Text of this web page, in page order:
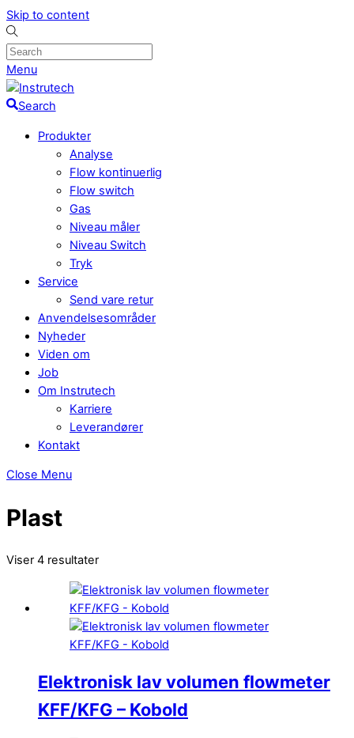
Skip to content
Menu
Search
Produkter
Analyse
Flow kontinuerlig
Flow switch
Gas
Niveau måler
Niveau Switch
Tryk
Service
Send vare retur
Anvendelsesområder
Nyheder
Viden om
Job
Om Instrutech
Karriere
Leverandører
Kontakt
Close Menu
Plast
Viser 4 resultater
Elektronisk lav volumen flowmeter
KFF/KFG – Kobold